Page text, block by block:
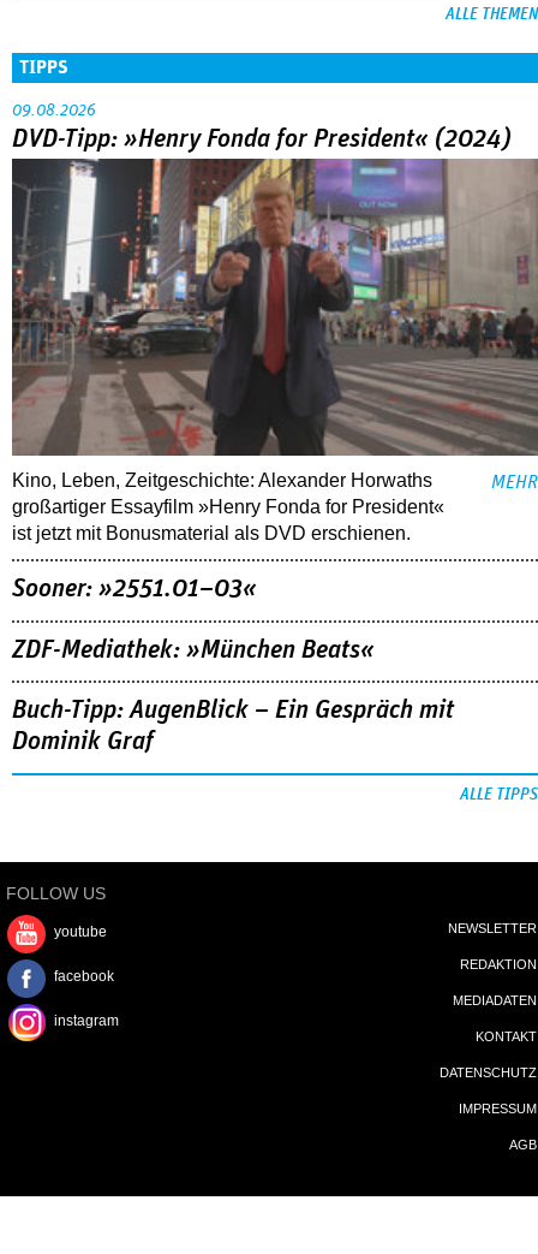
ALLE THEMEN
TIPPS
09.08.2026
DVD-Tipp: »Henry Fonda for President« (2024)
Kino, Leben, Zeitgeschichte: Alexander Horwaths
großartiger Essayfilm »Henry Fonda for President«
ist jetzt mit Bonusmaterial als DVD erschienen.
MEHR
Sooner: »2551.01–03«
ZDF-Mediathek: »München Beats«
Buch-Tipp: AugenBlick – Ein Gespräch mit
Dominik Graf
ALLE TIPPS
FOLLOW US
youtube
facebook
instagram
NEWSLETTER
REDAKTION
MEDIADATEN
KONTAKT
DATENSCHUTZ
IMPRESSUM
AGB